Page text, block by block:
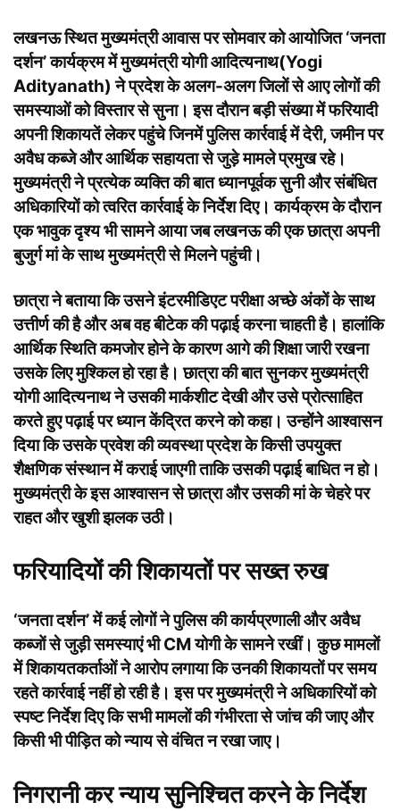
लखनऊ स्थित मुख्यमंत्री आवास पर सोमवार को आयोजित ‘जनता
दर्शन’ कार्यक्रम में मुख्यमंत्री योगी आदित्यनाथ(Yogi
Adityanath) ने प्रदेश के अलग-अलग जिलों से आए लोगों की
समस्याओं को विस्तार से सुना। इस दौरान बड़ी संख्या में फरियादी
अपनी शिकायतें लेकर पहुंचे जिनमें पुलिस कार्रवाई में देरी, जमीन पर
अवैध कब्जे और आर्थिक सहायता से जुड़े मामले प्रमुख रहे।
मुख्यमंत्री ने प्रत्येक व्यक्ति की बात ध्यानपूर्वक सुनी और संबंधित
अधिकारियों को त्वरित कार्रवाई के निर्देश दिए। कार्यक्रम के दौरान
एक भावुक दृश्य भी सामने आया जब लखनऊ की एक छात्रा अपनी
बुजुर्ग मां के साथ मुख्यमंत्री से मिलने पहुंची।
छात्रा ने बताया कि उसने इंटरमीडिएट परीक्षा अच्छे अंकों के साथ
उत्तीर्ण की है और अब वह बीटेक की पढ़ाई करना चाहती है। हालांकि
आर्थिक स्थिति कमजोर होने के कारण आगे की शिक्षा जारी रखना
उसके लिए मुश्किल हो रहा है। छात्रा की बात सुनकर मुख्यमंत्री
योगी आदित्यनाथ ने उसकी मार्कशीट देखी और उसे प्रोत्साहित
करते हुए पढ़ाई पर ध्यान केंद्रित करने को कहा। उन्होंने आश्वासन
दिया कि उसके प्रवेश की व्यवस्था प्रदेश के किसी उपयुक्त
शैक्षणिक संस्थान में कराई जाएगी ताकि उसकी पढ़ाई बाधित न हो।
मुख्यमंत्री के इस आश्वासन से छात्रा और उसकी मां के चेहरे पर
राहत और खुशी झलक उठी।
फरियादियों की शिकायतों पर सख्त रुख
‘जनता दर्शन’ में कई लोगों ने पुलिस की कार्यप्रणाली और अवैध
कब्जों से जुड़ी समस्याएं भी CM योगी के सामने रखीं। कुछ मामलों
में शिकायतकर्ताओं ने आरोप लगाया कि उनकी शिकायतों पर समय
रहते कार्रवाई नहीं हो रही है। इस पर मुख्यमंत्री ने अधिकारियों को
स्पष्ट निर्देश दिए कि सभी मामलों की गंभीरता से जांच की जाए और
किसी भी पीड़ित को न्याय से वंचित न रखा जाए।
निगरानी कर न्याय सुनिश्चित करने के निर्देश